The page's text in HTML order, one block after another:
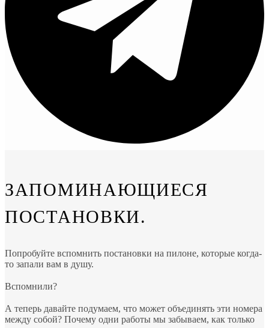
ЗАПОМИНАЮЩИЕСЯ
ПОСТАНОВКИ.
Попробуйте вспомнить постановки на пилоне, которые когда-
то запали вам в душу.
Вспомнили?
А теперь давайте подумаем, что может объединять эти номера
между собой? Почему одни работы мы забываем, как только